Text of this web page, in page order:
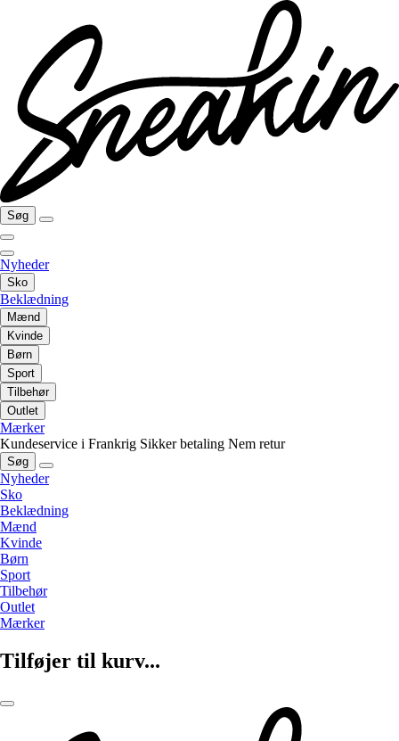
Søg
Nyheder
Sko
Beklædning
Mænd
Kvinde
Børn
Sport
Tilbehør
Outlet
Mærker
Kundeservice i Frankrig Sikker betaling Nem retur
Søg
Nyheder
Sko
Beklædning
Mænd
Kvinde
Børn
Sport
Tilbehør
Outlet
Mærker
Tilføjer til kurv...